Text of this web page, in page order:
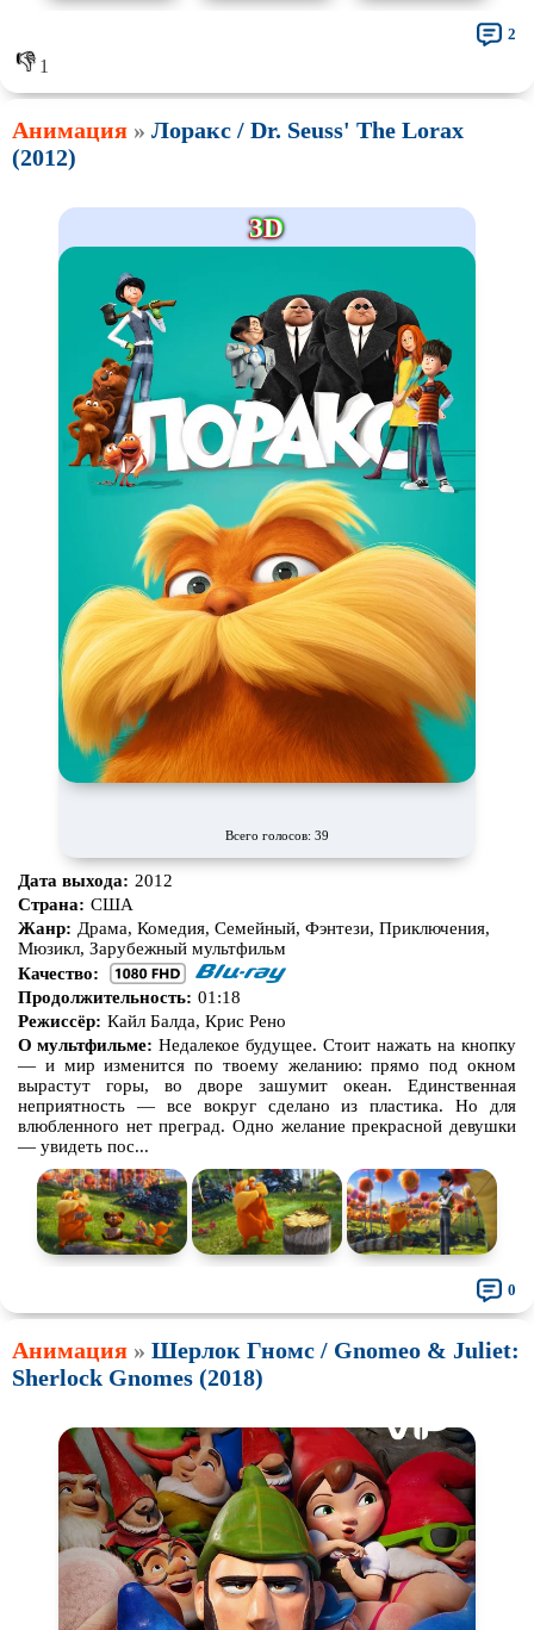
Про собак
Про танцы
катание
Про Юристов и Псевдодокументальный
Режиссёрская версия Роуд-муви
Сверхспособности Ситком
Слэшер Стимпанк
Сцены собнажённой натурой Турецкий сериал
Экранизация
TeleSynch
CAMRip
👎 1
2
Анимация » Лоракс / Dr. Seuss' The Lorax
(2012)
3D
Всего голосов: 39
Дата выхода: 2012
Страна: США
Жанр: Драма, Комедия, Семейный, Фэнтези, Приключения,
Мюзикл, Зарубежный мультфильм
Качество:
Продолжительность: 01:18
Режиссёр: Кайл Балда, Крис Рено
О мультфильме: Недалекое будущее. Стоит нажать на кнопку
— и мир изменится по твоему желанию: прямо под окном
вырастут горы, во дворе зашумит океан. Единственная
неприятность — все вокруг сделано из пластика. Но для
влюбленного нет преград. Одно желание прекрасной девушки
— увидеть пос...
0
Анимация » Шерлок Гномс / Gnomeo & Juliet:
Sherlock Gnomes (2018)